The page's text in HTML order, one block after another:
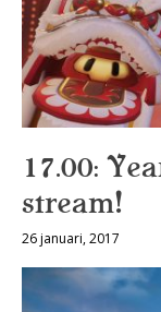
17.00:
stream!
26 januari, 2017